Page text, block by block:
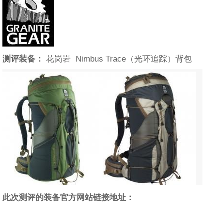
测评装备： 花岗岩 Nimbus Trace（光环追踪）背包
此次测评的装备官方网站链接地址：